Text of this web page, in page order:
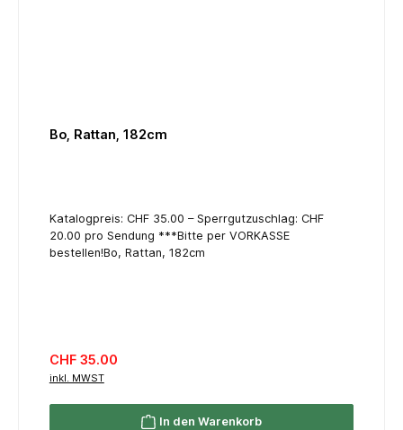
Bo, Rattan, 182cm
Katalogpreis: CHF 35.00 – Sperrgutzuschlag: CHF
20.00 pro Sendung ***Bitte per VORKASSE
bestellen!Bo, Rattan, 182cm
Regulärer Preis:
CHF 35.00
inkl. MWST
In den Warenkorb